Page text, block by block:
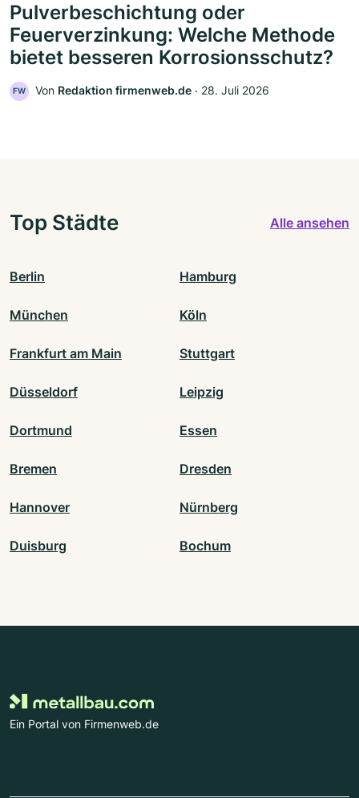
Pulverbeschichtung oder
Feuerverzinkung: Welche Methode
bietet besseren Korrosionsschutz?
FW Von Redaktion firmenweb.de ‧ 28. Juli 2026
Top Städte Alle ansehen
Berlin Hamburg
München Köln
Frankfurt am Main Stuttgart
Düsseldorf Leipzig
Dortmund Essen
Bremen Dresden
Hannover Nürnberg
Duisburg Bochum
Ein Portal von Firmenweb.de